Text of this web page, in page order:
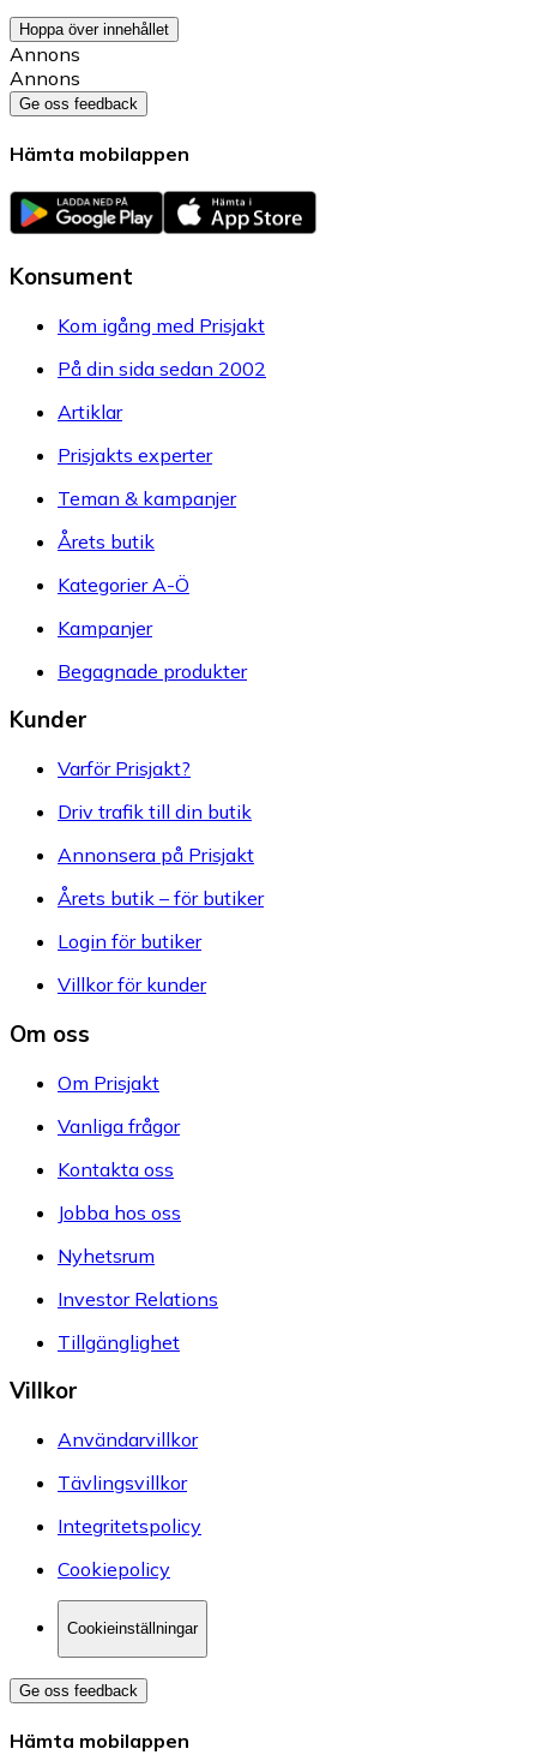
Hoppa över innehållet
Annons
Annons
Ge oss feedback
Hämta mobilappen
Konsument
Kom igång med Prisjakt
På din sida sedan 2002
Artiklar
Prisjakts experter
Teman & kampanjer
Årets butik
Kategorier A-Ö
Kampanjer
Begagnade produkter
Kunder
Varför Prisjakt?
Driv trafik till din butik
Annonsera på Prisjakt
Årets butik – för butiker
Login för butiker
Villkor för kunder
Om oss
Om Prisjakt
Vanliga frågor
Kontakta oss
Jobba hos oss
Nyhetsrum
Investor Relations
Tillgänglighet
Villkor
Användarvillkor
Tävlingsvillkor
Integritetspolicy
Cookiepolicy
Cookieinställningar
Ge oss feedback
Hämta mobilappen